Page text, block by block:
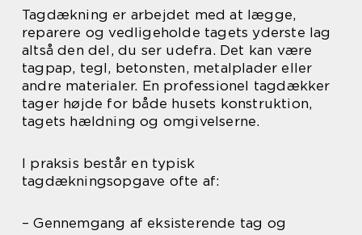
Tagdækning er arbejdet med at lægge,
reparere og vedligeholde tagets yderste lag
altså den del, du ser udefra. Det kan være
tagpap, tegl, betonsten, metalplader eller
andre materialer. En professionel tagdækker
tager højde for både husets konstruktion,
tagets hældning og omgivelserne.
I praksis består en typisk
tagdækningsopgave ofte af:
– Gennemgang af eksisterende tag og